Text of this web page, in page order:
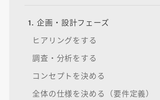
1. 企画・設計フェーズ
ヒアリングをする
調査・分析をする
コンセプトを決める
全体の仕様を決める（要件定義）